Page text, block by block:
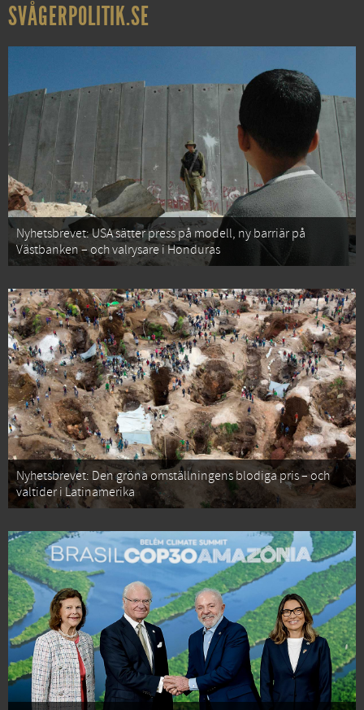
SVÅGERPOLITIK.SE
Nyhetsbrevet: USA sätter press på modell, ny barriär på
Västbanken – och valrysare i Honduras
Nyhetsbrevet: Den gröna omställningens blodiga pris – och
valtider i Latinamerika